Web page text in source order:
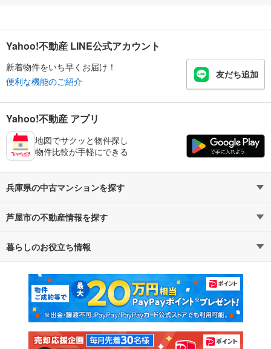
Yahoo!不動産 LINE公式アカウント
新着物件をいち早くお届け！
便利な機能のご紹介
友だち追加
Yahoo!不動産 アプリ
地図でサクッと物件探し
物件比較が手軽にできる
兵庫県の中古マンションを探す
路線・駅から探す
通勤・通学時間から探す
芦屋市の不動産情報を探す
不動産・住宅
新築マンション 中古マンション
新築一戸建て 中古一戸建て
注文住宅 土地
暮らしのお役立ち情報
マンションカタログ 教えて！住まいの先生